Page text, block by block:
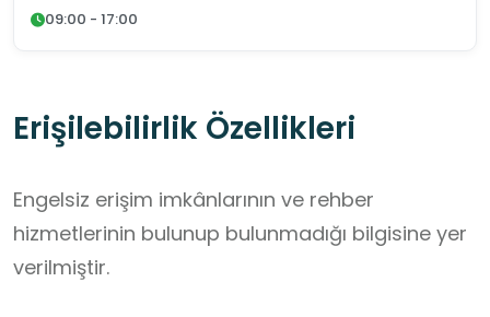
09:00 - 17:00
Erişilebilirlik Özellikleri
Engelsiz erişim imkânlarının ve rehber
hizmetlerinin bulunup bulunmadığı bilgisine yer
verilmiştir.